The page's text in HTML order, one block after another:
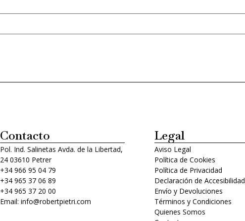
Contacto
Pol. Ind. Salinetas Avda. de la Libertad,
24 03610 Petrer
+34 966 95 04 79
+34 965 37 06 89
+34 965 37 20 00
Email: info@robertpietri.com
Legal
Aviso Legal
Política de Cookies
Política de Privacidad
Declaración de Accesibilidad
Envío y Devoluciones
Términos y Condiciones
Quienes Somos